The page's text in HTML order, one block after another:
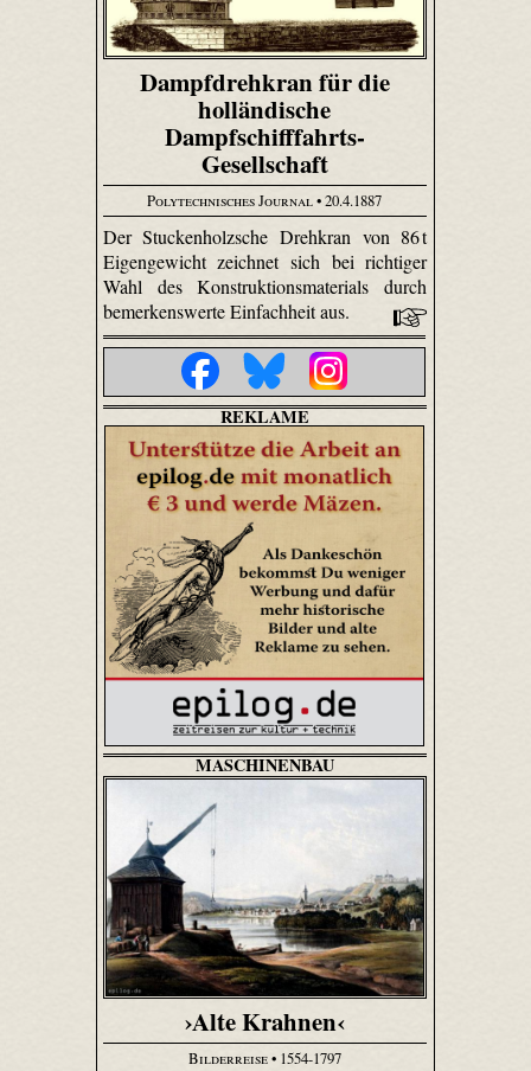
Dampfdrehkran für die
holländische
Dampfschifffahrts-
Gesellschaft
Polytechnisches Journal• 20.4.1887
Der Stuckenholzsche Drehkran von 86 t
Eigengewicht zeichnet sich bei richtiger
Wahl des Konstruktionsmaterials durch
bemerkenswerte Einfachheit aus.
REKLAME
MASCHINENBAU
›Alte Krahnen‹
Bilderreise• 1554-1797